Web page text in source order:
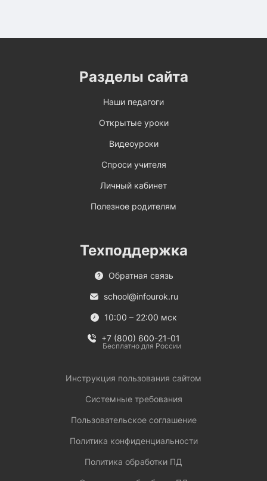
Разделы сайта
Наши педагоги
Открытые уроки
Видеоуроки
Спроси учителя
Личный кабинет
Полезное родителям
Техподдержка
Обратная связь
school@infourok.ru
10:00 – 22:00 мск
+7 (800) 600-21-01
Бесплатно для России
Инструкция пользования сайтом
Системные требования
Пользовательское соглашение
Политика конфиденциальности
Политика обработки ПД